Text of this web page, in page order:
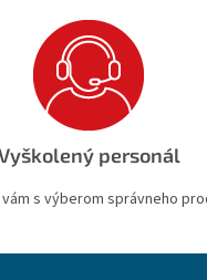
personál
s výberom správneho